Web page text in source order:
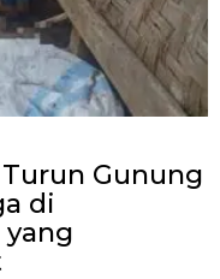
Gunung
di
yang